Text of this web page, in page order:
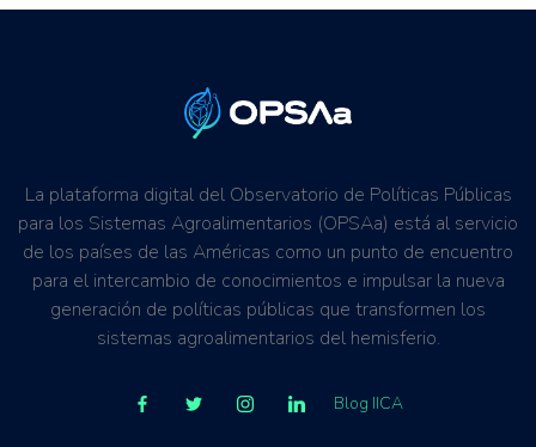
La plataforma digital del Observatorio de Políticas Públicas
para los Sistemas Agroalimentarios (OPSAa) está al servicio
de los países de las Américas como un punto de encuentro
para el intercambio de conocimientos e impulsar la nueva
generación de políticas públicas que transformen los
sistemas agroalimentarios del hemisferio.
Blog IICA